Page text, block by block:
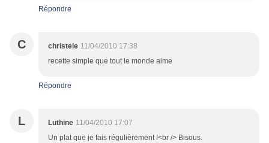
Répondre
C christele 11/04/2010 17:38
recette simple que tout le monde aime
Répondre
L Luthine 11/04/2010 17:07
Un plat que je fais régulièrement !<br /> Bisous.